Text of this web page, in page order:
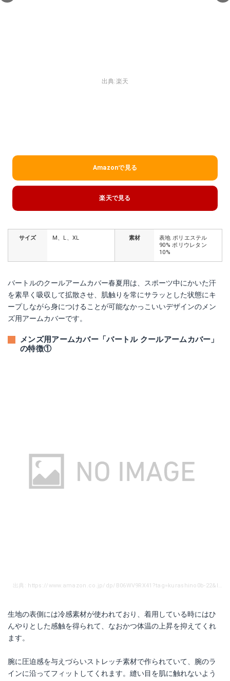
出典:楽天
Amazonで見る
楽天で見る
サイズ M、L、XL 素材
表地 ポリエステル
90% ポリウレタン
10%
バートルのクールアームカバー春夏用は、スポーツ中にかいた汗
を素早く吸収して拡散させ、肌触りを常にサラッとした状態にキ
ープしながら身につけることが可能なかっこいいデザインのメン
ズ用アームカバーです。
メンズ用アームカバー「バートル クールアームカバー」
の特徴①
生地の表側には冷感素材が使われており、着用している時にはひ
んやりとした感触を得られて、なおかつ体温の上昇を抑えてくれ
ます。
腕に圧迫感を与えづらいストレッチ素材で作られていて、腕のラ
インに沿ってフィットしてくれます。縫い目を肌に触れないよう